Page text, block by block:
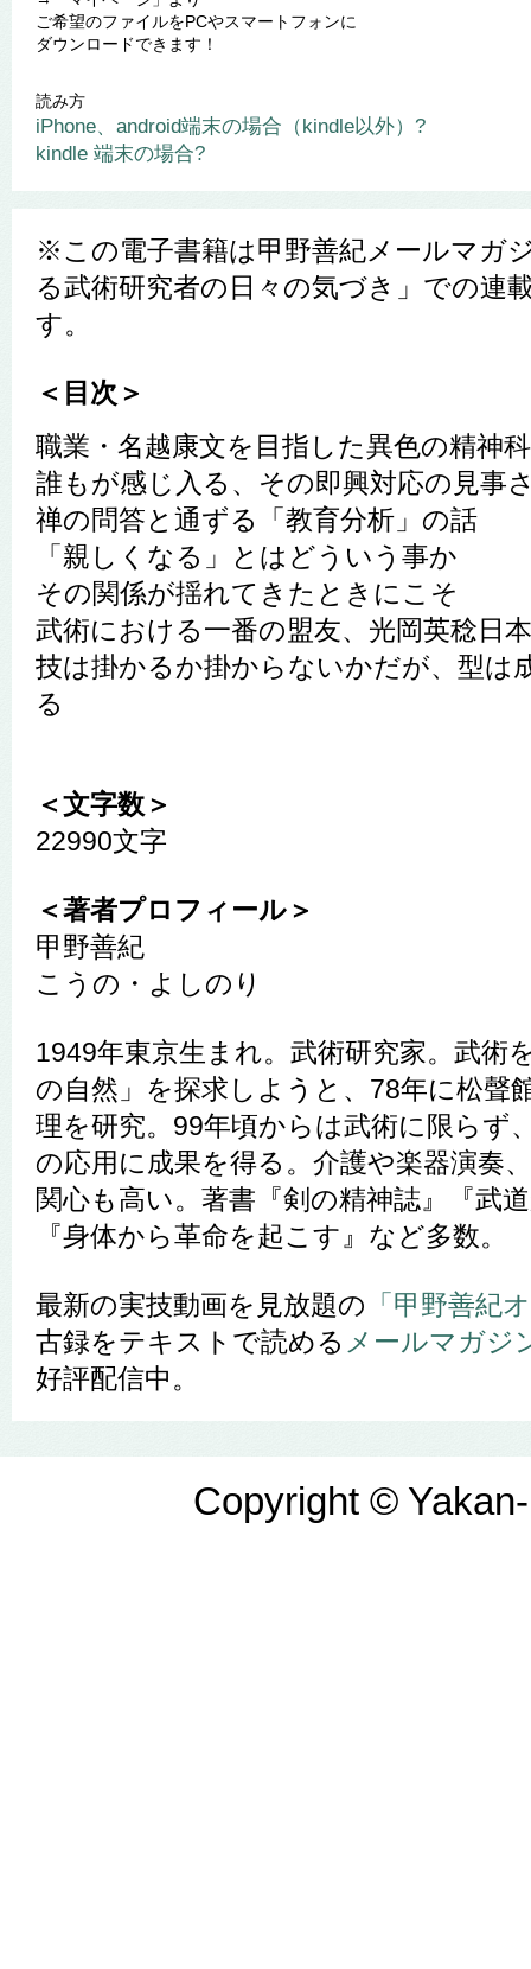
ご希望のファイルをPCやスマートフォンに
ダウンロードできます！
読み方
iPhone、android端末の場合（kindle以外）?
kindle 端末の場合?
※この電子書籍は甲野善紀メールマガ
る武術研究者の日々の気づき」での連
す。
＜目次＞
職業・名越康文を目指した異色の精神
誰もが感じ入る、その即興対応の見事
禅の問答と通ずる「教育分析」の話
「親しくなる」とはどういう事か
その関係が揺れてきたときにこそ
武術における一番の盟友、光岡英稔日
技は掛かるか掛からないかだが、型は
る
＜文字数＞
22990文字
＜著者プロフィール＞
甲野善紀
こうの・よしのり
1949年東京生まれ。武術研究家。武術
の自然」を探求しようと、78年に松聲
理を研究。99年頃からは武術に限らず
の応用に成果を得る。介護や楽器演奏
関心も高い。著書『剣の精神誌』『武
『身体から革命を起こす』など多数。
最新の実技動画を見放題の 「 甲野善紀
古録をテキストで読める メールマガジ
好評配信中。
Copyright ©